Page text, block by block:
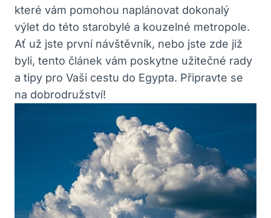
které vám pomohou naplánovat dokonalý
výlet do této starobylé a kouzelné metropole.
Ať už jste první návštěvník, nebo jste zde již
byli, tento článek vám poskytne užitečné rady
a tipy pro Vaši cestu do Egypta. Připravte se
na dobrodružství!